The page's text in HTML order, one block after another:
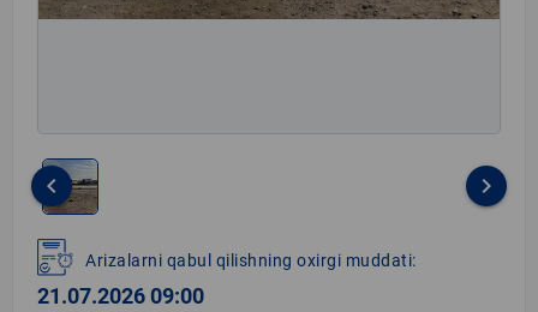
1
of
1
keyboard_arrow_left keyboard_arrow_right
Arizalarni qabul qilishning oxirgi muddati:
21.07.2026 09:00